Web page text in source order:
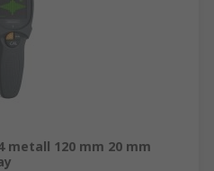
metall 120 mm 20 mm